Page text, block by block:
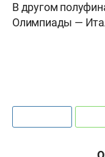
В другом
Олимпиады —